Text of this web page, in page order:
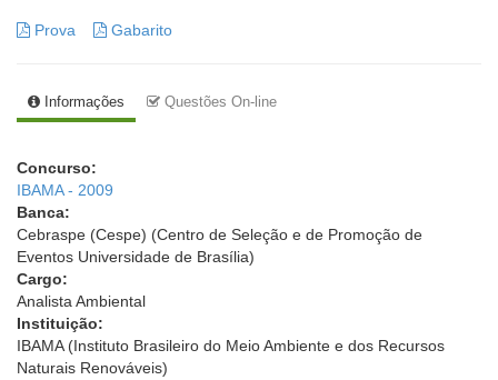
Prova Gabarito
Informações Questões On-line
Concurso:
IBAMA - 2009
Banca:
Cebraspe (Cespe) (Centro de Seleção e de Promoção de
Eventos Universidade de Brasília)
Cargo:
Analista Ambiental
Instituição:
IBAMA (Instituto Brasileiro do Meio Ambiente e dos Recursos
Naturais Renováveis)